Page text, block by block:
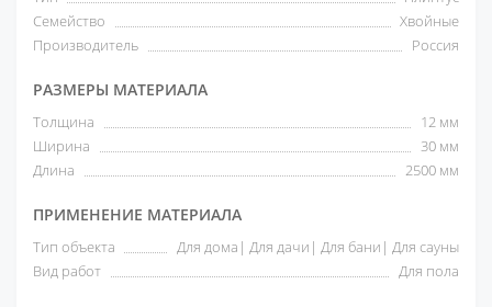
Семейство
Хвойные
Производитель
Россия
РАЗМЕРЫ МАТЕРИАЛА
Толщина
12 мм
Ширина
30 мм
Длина
2500 мм
ПРИМЕНЕНИЕ МАТЕРИАЛА
Тип объекта
Для дома| Для дачи| Для бани| Для сауны
Вид работ
Для пола